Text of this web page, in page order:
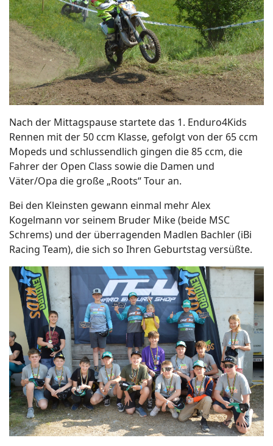
Nach der Mittagspause startete das 1. Enduro4Kids
Rennen mit der 50 ccm Klasse, gefolgt von der 65 ccm
Mopeds und schlussendlich gingen die 85 ccm, die
Fahrer der Open Class sowie die Damen und
Väter/Opa die große „Roots“ Tour an.
Bei den Kleinsten gewann einmal mehr Alex
Kogelmann vor seinem Bruder Mike (beide MSC
Schrems) und der überragenden Madlen Bachler (iBi
Racing Team), die sich so Ihren Geburtstag versüßte.